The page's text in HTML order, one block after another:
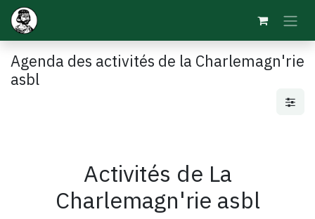
Se rendre au contenu
Agenda des activités de la Charlemagn'rie
asbl
Activités de La
Charlemagn'rie asbl